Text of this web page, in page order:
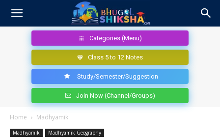
Categories (Menu)
Class 5 to 12 Notes
Study/Semester/Suggestion
Join Now (Channel/Groups)
Home Madhyamik
Madhyamik Madhyamik Geography